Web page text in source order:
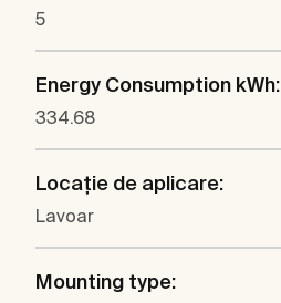
5
Energy Consumption kWh:
334.68
Locaţie de aplicare:
Lavoar
Mounting type: